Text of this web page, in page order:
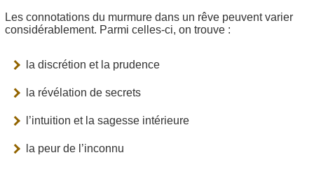
Les connotations du murmure dans un rêve peuvent varier
considérablement. Parmi celles-ci, on trouve :
la discrétion et la prudence
la révélation de secrets
l’intuition et la sagesse intérieure
la peur de l’inconnu